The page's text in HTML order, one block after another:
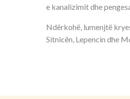
e kanalizimit dhe
Ndërkohë, lumenjtë
Sitnicën, Lepencin dhe